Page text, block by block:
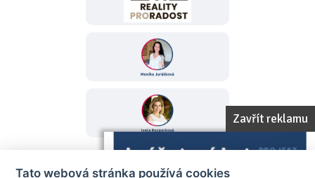
Zavřít reklamu
Tato webová stránka používá cookies